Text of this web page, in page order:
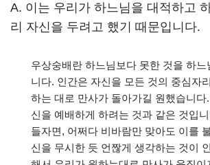
A. 이는 우리가 하느님을 대적하고
리 자신을 두려고 했기 때문입니다.
우상숭배란 하느님보다 못한 것을 하느
니다. 인간은 자신을 모든 것의 중심자
하는 대로 만사가 돌아가길 원했습니
신을 예배하게 하려는 것과 같은 것입
들자면, 어쩌다 비바람만 맞아도 이를
신을 무시한 듯 언짢게 생각하는 것이